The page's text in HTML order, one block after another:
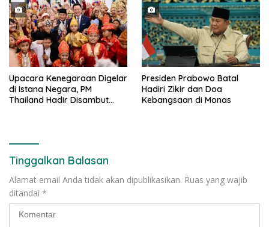
Awards 2026
Upacara Kenegaraan Digelar
di Istana Negara, PM
Thailand Hadir Disambut
Presiden Prabowo Batal
Hadiri Zikir dan Doa
Kebangsaan di Monas
Tinggalkan Balasan
Alamat email Anda tidak akan dipublikasikan. Ruas yang wajib
ditandai *